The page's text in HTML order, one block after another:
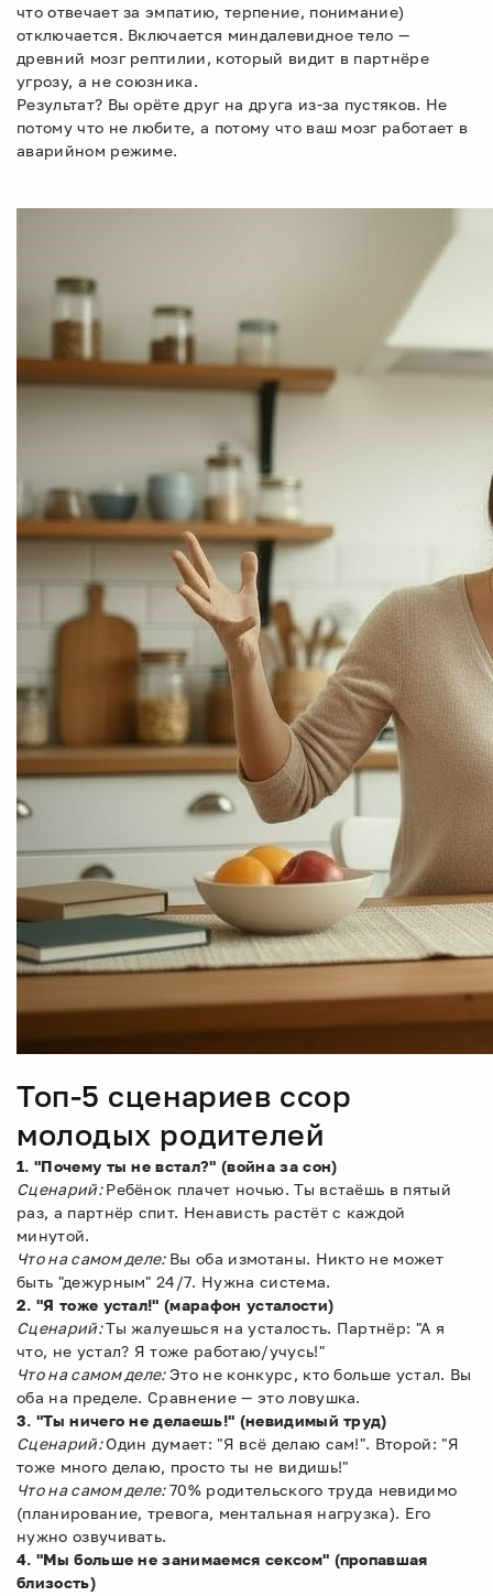
что отвечает за эмпатию, терпение, понимание)
отключается. Включается миндалевидное тело —
древний мозг рептилии, который видит в партнёре
угрозу, а не союзника.
Результат? Вы орёте друг на друга из-за пустяков. Не
потому что не любите, а потому что ваш мозг работает в
аварийном режиме.
Топ-5 сценариев ссор
молодых родителей
1. "Почему ты не встал?" (война за сон)
Сценарий:Ребёнок плачет ночью. Ты встаёшь в пятый
раз, а партнёр спит. Ненависть растёт с каждой
минутой.
Что на самом деле: Вы оба измотаны. Никто не может
быть "дежурным" 24/7. Нужна система.
2. "Я тоже устал!" (марафон усталости)
Сценарий:Ты жалуешься на усталость. Партнёр: "А я
что, не устал? Я тоже работаю/учусь!"
Что на самом деле:Это не конкурс, кто больше устал. Вы
оба на пределе. Сравнение — это ловушка.
3. "Ты ничего не делаешь!" (невидимый труд)
Сценарий:Один думает: "Я всё делаю сам!". Второй: "Я
тоже много делаю, просто ты не видишь!"
Что на самом деле:70% родительского труда невидимо
(планирование, тревога, ментальная нагрузка). Его
нужно озвучивать.
4. "Мы больше не занимаемся сексом" (пропавшая
близость)